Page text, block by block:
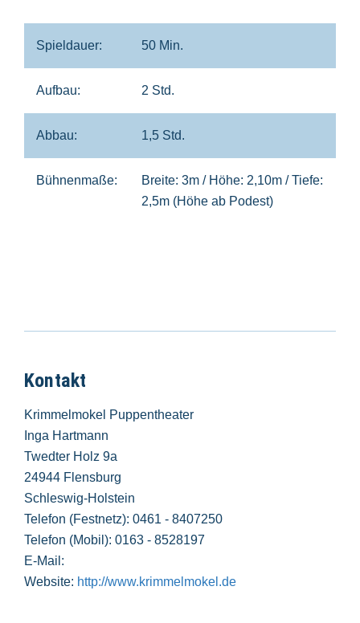
Spieldauer: 50 Min.
Aufbau: 2 Std.
Abbau: 1,5 Std.
Bühnenmaße:
Breite: 3m / Höhe: 2,10m / Tiefe:
2,5m (Höhe ab Podest)
Kontakt
Krimmelmokel Puppentheater
Inga Hartmann
Twedter Holz 9a
24944 Flensburg
Schleswig-Holstein
Telefon (Festnetz): 0461 - 8407250
Telefon (Mobil): 0163 - 8528197
E-Mail:
Website: http://www.krimmelmokel.de